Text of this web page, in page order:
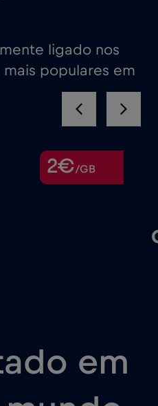
ligado nos
populares em
2€/GB
em